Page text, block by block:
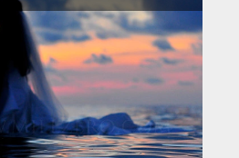
often found in cured
cause botulism, but they
Some studies linking
that these